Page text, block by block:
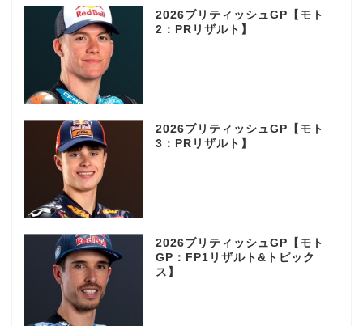
2026ブリティッシュGP【モト
2：PRリザルト】
2026ブリティッシュGP【モト
3：PRリザルト】
2026ブリティッシュGP【モト
GP：FP1リザルト&トピック
ス】